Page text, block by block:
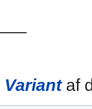
Variantaf